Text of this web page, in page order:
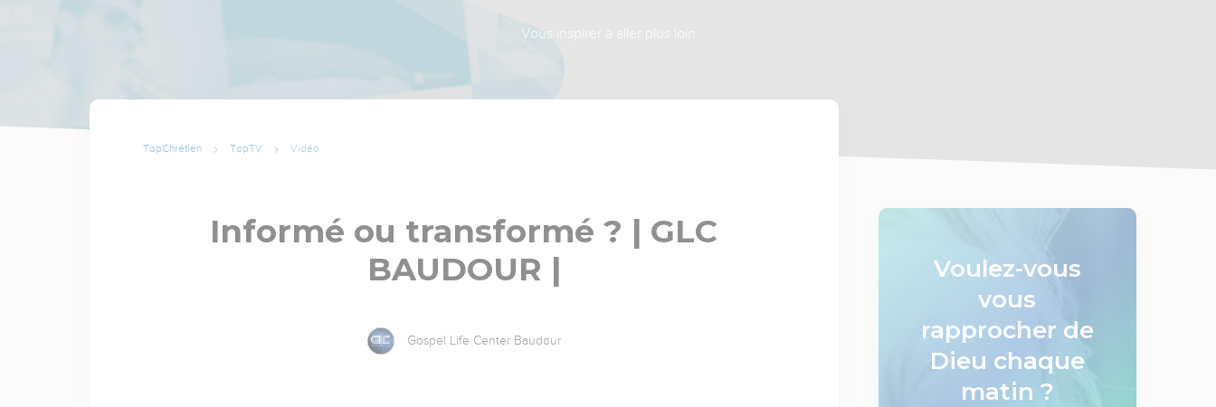
Vous inspirer à aller plus loin
TopChrétien TopTV Vidéo
Informé ou transformé ? | GLC
BAUDOUR |
Gospel Life Center Baudour
Voulez-vous
vous
rapprocher de
Dieu chaque
matin ?